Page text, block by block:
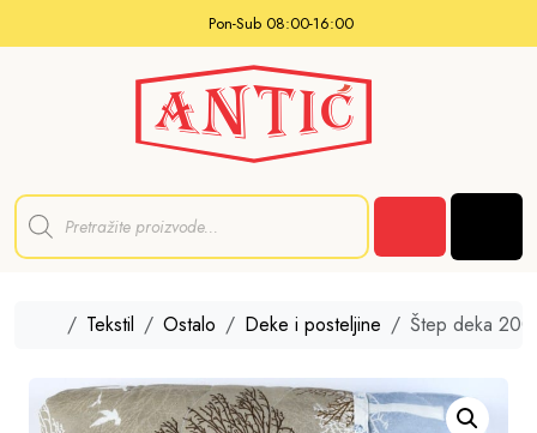
Pon-Sub 08:00-16:00
P
d
HomeTekstil Ostalo Deke i posteljine Štep deka